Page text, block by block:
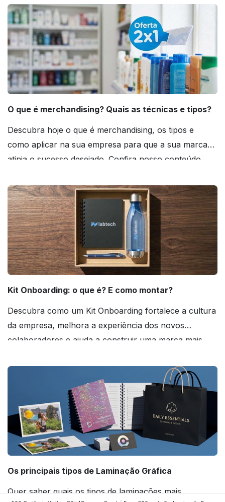
O que é merchandising? Quais as técnicas e tipos?
Descubra hoje o que é merchandising, os tipos e
como aplicar na sua empresa para que a sua marca
atinja o sucesso desejado. Confira nosso conteúdo
Kit Onboarding: o que é? E como montar?
Descubra como um Kit Onboarding fortalece a cultura
da empresa, melhora a experiência dos novos
colaboradores e ajuda a construir uma marca mais
Os principais tipos de Laminação Gráfica
Quer saber quais os tipos de laminações mais